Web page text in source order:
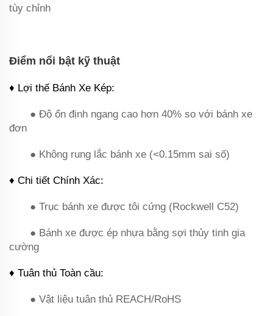
tùy chỉnh
‌Điểm nổi bật kỹ thuật‌
♦ ‌Lợi thế Bánh Xe Kép‌:
● Độ ổn định ngang cao hơn 40% so với bánh xe
đơn
● Không rung lắc bánh xe (<0.15mm sai số)
♦ ‌Chi tiết Chính Xác‌:
● Trục bánh xe được tôi cứng (Rockwell C52)
● Bánh xe được ép nhựa bằng sợi thủy tinh gia
cường
♦ ‌Tuân thủ Toàn cầu‌:
● Vật liệu tuân thủ REACH/RoHS